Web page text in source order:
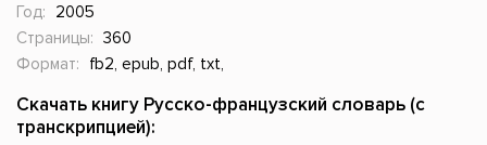
Год:
2005
Страницы: 360
Формат:
fb2, epub, pdf, txt,
Скачать книгу Русско-французский словарь (с
транскрипцией):